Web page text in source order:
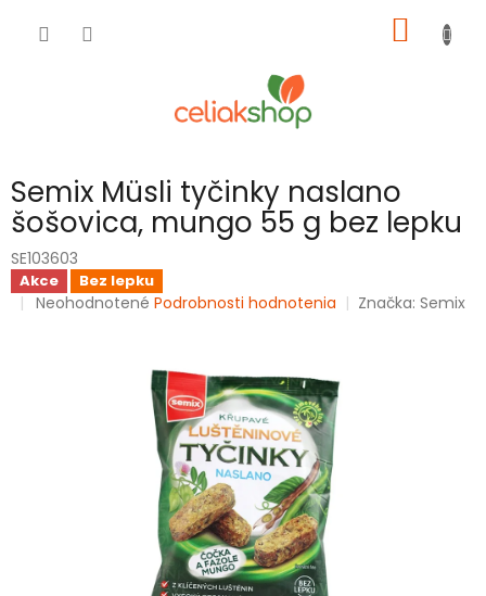
KOŠÍK
Semix Müsli tyčinky naslano
šošovica, mungo 55 g bez lepku
SE103603
Akce Bez lepku
Priemerné
Neohodnotené Podrobnosti hodnotenia Značka: Semix